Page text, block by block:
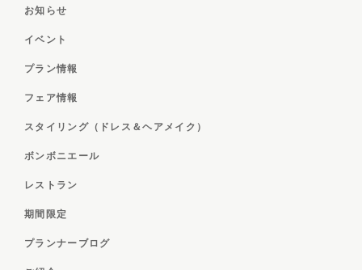
お知らせ
イベント
プラン情報
フェア情報
スタイリング（ドレス＆ヘアメイク）
ボンボニエール
レストラン
期間限定
プランナーブログ